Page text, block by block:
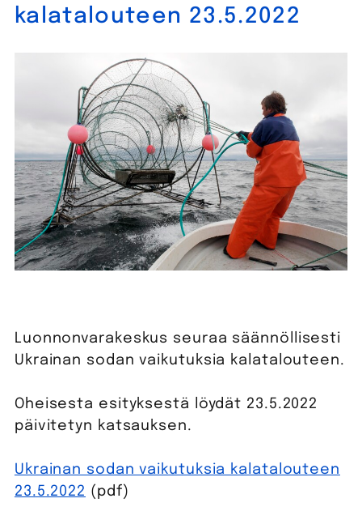
kalatalouteen 23.5.2022
Luonnonvarakeskus seuraa säännöllisesti
Ukrainan sodan vaikutuksia kalatalouteen.
Oheisesta esityksestä löydät 23.5.2022
päivitetyn katsauksen.
Ukrainan sodan vaikutuksia kalatalouteen
23.5.2022 (pdf)